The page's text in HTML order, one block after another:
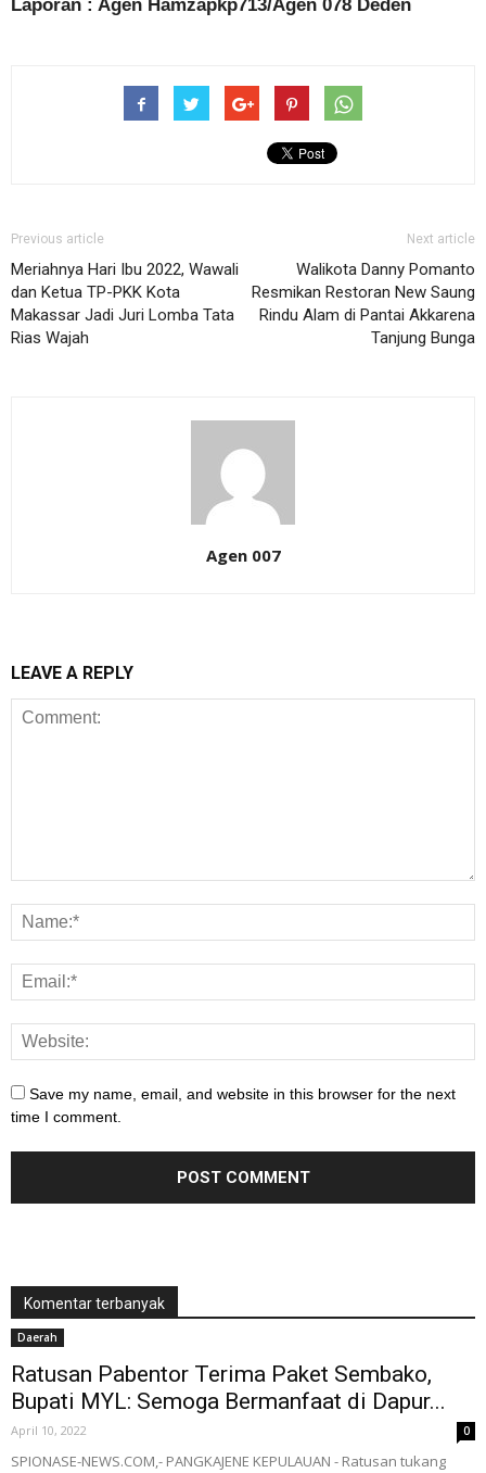
Laporan : Agen Hamzapkp713/Agen 078 Deden
Previous article
Meriahnya Hari Ibu 2022, Wawali
dan Ketua TP-PKK Kota
Makassar Jadi Juri Lomba Tata
Rias Wajah
Next article
Walikota Danny Pomanto
Resmikan Restoran New Saung
Rindu Alam di Pantai Akkarena
Tanjung Bunga
Agen 007
LEAVE A REPLY
Save my name, email, and website in this browser for the next
time I comment.
Komentar terbanyak
Daerah
Ratusan Pabentor Terima Paket Sembako,
Bupati MYL: Semoga Bermanfaat di Dapur...
April 10, 2022 0
SPIONASE-NEWS.COM,- PANGKAJENE KEPULAUAN - Ratusan tukang